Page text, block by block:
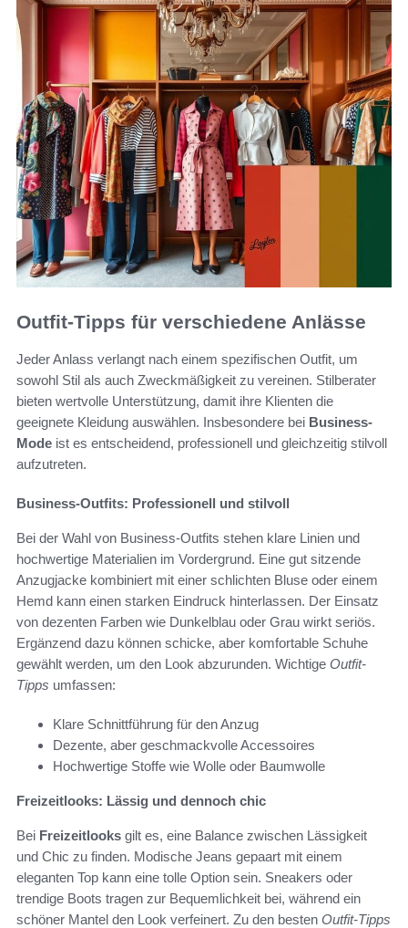
Outfit-Tipps für verschiedene Anlässe
Jeder Anlass verlangt nach einem spezifischen Outfit, um
sowohl Stil als auch Zweckmäßigkeit zu vereinen. Stilberater
bieten wertvolle Unterstützung, damit ihre Klienten die
geeignete Kleidung auswählen. Insbesondere bei Business-
Mode ist es entscheidend, professionell und gleichzeitig stilvoll
aufzutreten.
Business-Outfits: Professionell und stilvoll
Bei der Wahl von Business-Outfits stehen klare Linien und
hochwertige Materialien im Vordergrund. Eine gut sitzende
Anzugjacke kombiniert mit einer schlichten Bluse oder einem
Hemd kann einen starken Eindruck hinterlassen. Der Einsatz
von dezenten Farben wie Dunkelblau oder Grau wirkt seriös.
Ergänzend dazu können schicke, aber komfortable Schuhe
gewählt werden, um den Look abzurunden. Wichtige Outfit-
Tipps umfassen:
Klare Schnittführung für den Anzug
Dezente, aber geschmackvolle Accessoires
Hochwertige Stoffe wie Wolle oder Baumwolle
Freizeitlooks: Lässig und dennoch chic
Bei Freizeitlooks gilt es, eine Balance zwischen Lässigkeit
und Chic zu finden. Modische Jeans gepaart mit einem
eleganten Top kann eine tolle Option sein. Sneakers oder
trendige Boots tragen zur Bequemlichkeit bei, während ein
schöner Mantel den Look verfeinert. Zu den besten Outfit-Tipps